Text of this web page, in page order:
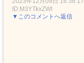
ID:M3YTkxZWI
▼このコメントへ返信